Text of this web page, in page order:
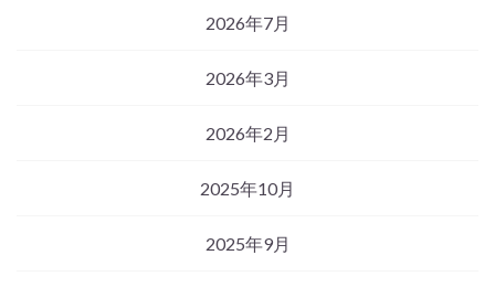
2026年7月
2026年3月
2026年2月
2025年10月
2025年9月